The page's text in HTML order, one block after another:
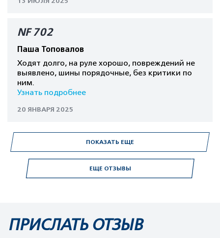
ЕЩЕ ОТЗЫВЫ
NF 702
Паша Топовалов
Ходят долго, на руле хорошо, повреждений не
выявлено, шины порядочные, без критики по
ним.
Узнать подробнее
20 ЯНВАРЯ 2025
ПОКАЗАТЬ ЕЩЕ
ПРИСЛАТЬ ОТЗЫВ